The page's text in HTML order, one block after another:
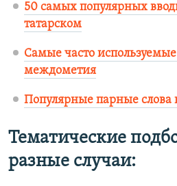
50 самых популярных
татарском
Самые часто используемые
междометия
Популярные парные слова
Тематические
разные случаи: